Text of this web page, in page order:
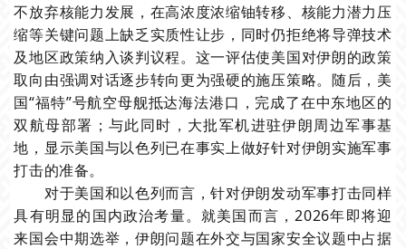
不放弃核能力发展，在高浓度浓缩铀转移、核能力潜力压
缩等关键问题上缺乏实质性让步，同时仍拒绝将导弹技术
及地区政策纳入谈判议程。这一评估使美国对伊朗的政策
取向由强调对话逐步转向更为强硬的施压策略。随后，美
国“福特”号航空母舰抵达海法港口，完成了在中东地区的
双航母部署；与此同时，大批军机进驻伊朗周边军事基
地，显示美国与以色列已在事实上做好针对伊朗实施军事
打击的准备。
对于美国和以色列而言，针对伊朗发动军事打击同样
具有明显的国内政治考量。就美国而言，2026年即将迎
来国会中期选举，伊朗问题在外交与国家安全议题中占据